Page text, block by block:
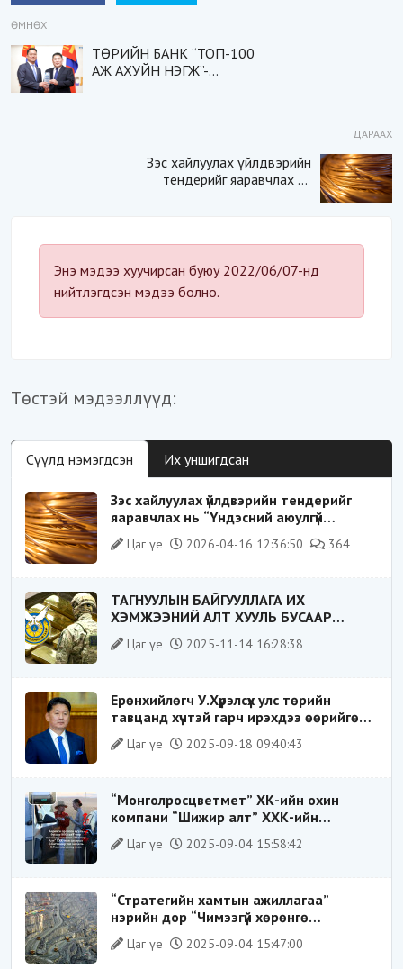
ӨМНӨХ
ТӨРИЙН БАНК “ТОП-100
АЖ АХУЙН НЭГЖ”-
ДАРААХ
Зэс хайлуулах үйлдвэрийн
тендерийг яаравчлах нь
Энэ мэдээ хуучирсан буюу 2022/06/07-нд
нийтлэгдсэн мэдээ болно.
Төстэй мэдээллүүд:
Сүүлд нэмэгдсэн Их уншигдсан
Зэс хайлуулах үйлдвэрийн тендерийг
яаравчлах нь “Үндэсний аюулгүй
байдал“-д эрсдэлтэй юу?
Цаг үе 2026-04-16 12:36:50 364
ТАГНУУЛЫН БАЙГУУЛЛАГА ИХ
ХЭМЖЭЭНИЙ АЛТ ХУУЛЬ БУСААР
ХИЛЭЭР ГАРГАХ ГЭЖ БАЙСАН
ҮЙЛДЛИЙГ ТАСЛАН ЗОГСООЛОО
Цаг үе 2025-11-14 16:28:38
Ерөнхийлөгч У.Хүрэлсүх улс төрийн
тавцанд хүчтэй гарч ирэхдээ өөрийгөө
шударга ёсны төлөө тэмцэгч, “хуучин
тогтолцооны хонгилыг нураагч” гэсэн
Цаг үе 2025-09-18 09:40:43
“Монголросцветмет” ХК-ийн охин
компани “Шижир алт” ХХК-ийн
Гүйцэтгэх захирлаар ажиллаж байсан
О.Баттөмөрт холбогдох хэрэг хаашаа
Цаг үе 2025-09-04 15:58:42
“Стратегийн хамтын ажиллагаа”
нэрийн дор “Чимээгүй хөрөнгө
хуримтлал”
Цаг үе 2025-09-04 15:47:00